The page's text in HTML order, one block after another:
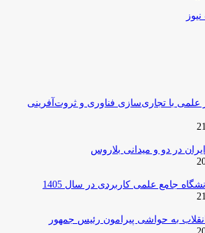
علمی با تجاری‌سازی فناوری و ثروت‌آفرینی
در دو و میدانی بلاروس
جامع علمی کاربردی در سال 1405
به حواشی پیرامون رئیس جمهور